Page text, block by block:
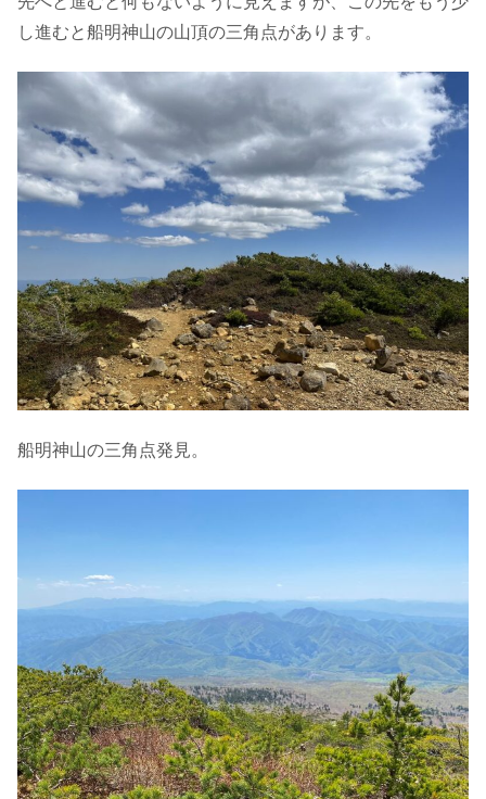
し進むと船明神山の山頂の三角点があります。
船明神山の三角点発見。